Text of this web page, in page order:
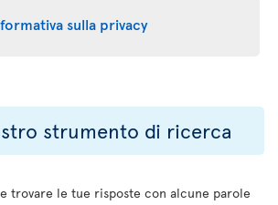
sulla privacy
strumento di ricerca
trovare le tue risposte con alcune parole